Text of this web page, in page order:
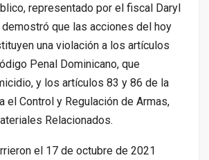
representado por el fiscal Daryl
que las acciones del hoy
una violación a los artículos
Penal Dominicano, que
y los artículos 83 y 86 de la
el Control y Regulación de Armas,
Relacionados.
el 17 de octubre de 2021